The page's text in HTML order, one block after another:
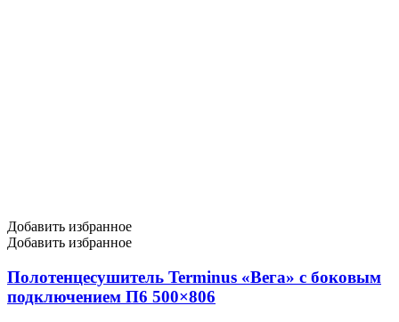
Добавить избранное
Добавить избранное
Полотенцесушитель Terminus «Вега» с боковым
подключением П6 500×806